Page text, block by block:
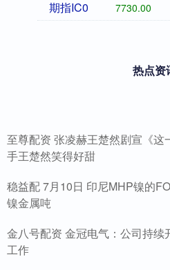
期指IC0 7730.00
热点资
至尊配资 张凌赫王楚然剧宣《
手王楚然笑得好甜
稳益配 7月10日 印尼MHP镍的
镍金属吨
金八号配资 金冠电气：公司持
工作